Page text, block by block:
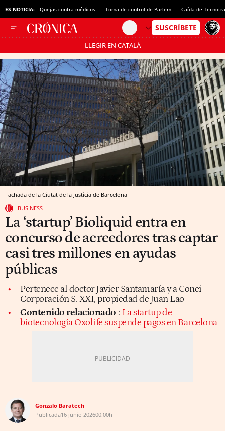
ES NOTICIA: Quejas contra médicos Toma de control de Parlem Caída de
LLEGIR EN CATALÀ
Pásate al MODO AHORRO
Fachada de la Ciutat de la Justícia de Barcelona
BUSINESS
La ‘startup’ Bioliquid entra en
concurso de acreedores tras captar
casi tres millones en ayudas
públicas
Pertenece al doctor Javier Santamaría y a Conei
Corporación S. XXI, propiedad de Juan Lao
Contenido relacionado : La startup de
biotecnología Oxolife suspende pagos en Barcelona
Gonzalo Baratech
Publicada16 junio 202600:00h